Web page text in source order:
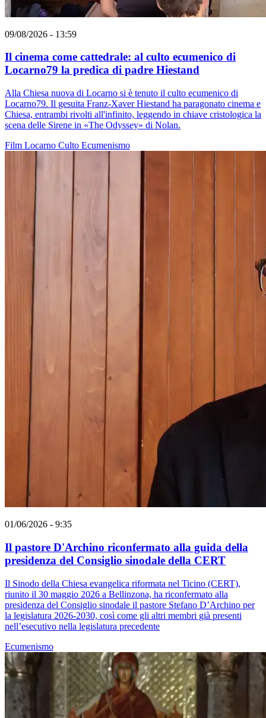
09/08/2026 - 13:59
Il cinema come cattedrale: al culto ecumenico di
Locarno79 la predica di padre Hiestand
Alla Chiesa nuova di Locarno si è tenuto il culto ecumenico di
Locarno79. Il gesuita Franz-Xaver Hiestand ha paragonato cinema e
Chiesa, entrambi rivolti all'infinito, leggendo in chiave cristologica la
scena delle Sirene in «The Odyssey» di Nolan.
Film Locarno Culto Ecumenismo
01/06/2026 - 9:35
Il pastore D'Archino riconfermato alla guida della
presidenza del Consiglio sinodale della CERT
Il Sinodo della Chiesa evangelica riformata nel Ticino (CERT),
riunito il 30 maggio 2026 a Bellinzona, ha riconfermato alla
presidenza del Consiglio sinodale il pastore Stefano D’Archino per
la legislatura 2026-2030, così come gli altri membri già presenti
nell’esecutivo nella legislatura precedente
Ecumenismo